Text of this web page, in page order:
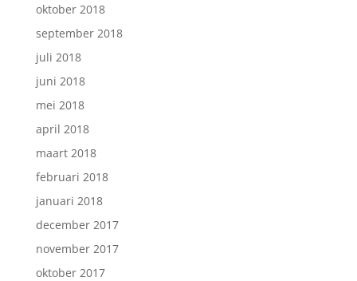
oktober 2018
september 2018
juli 2018
juni 2018
mei 2018
april 2018
maart 2018
februari 2018
januari 2018
december 2017
november 2017
oktober 2017